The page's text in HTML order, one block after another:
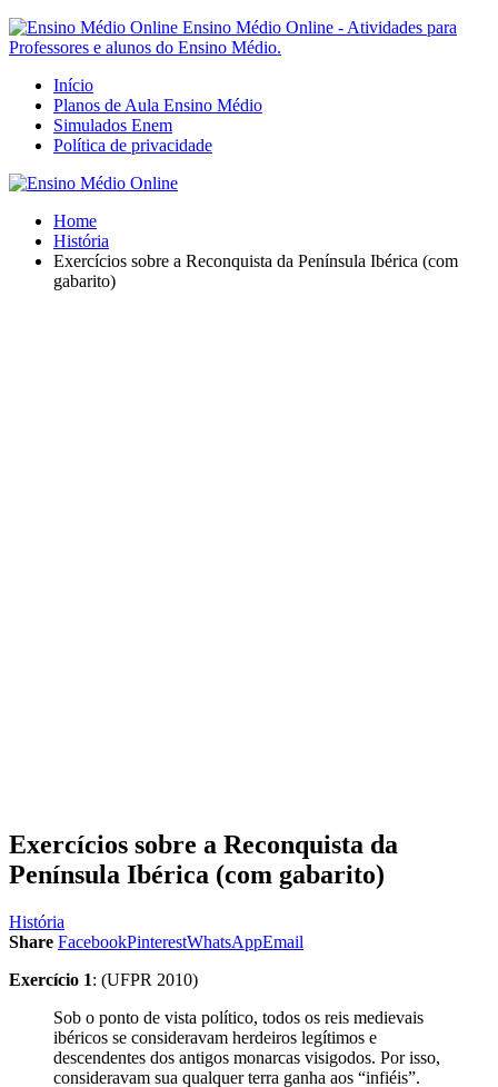
Ensino Médio Online - Atividades para
Professores e alunos do Ensino Médio.
Início
Planos de Aula Ensino Médio
Simulados Enem
Política de privacidade
Home
História
Exercícios sobre a Reconquista da Península Ibérica (com
gabarito)
Exercícios sobre a Reconquista da
Península Ibérica (com gabarito)
História
Share FacebookPinterestWhatsAppEmail
Exercício 1: (UFPR 2010)
Sob o ponto de vista político, todos os reis medievais
ibéricos se consideravam herdeiros legítimos e
descendentes dos antigos monarcas visigodos. Por isso,
consideravam sua qualquer terra ganha aos “infiéis”.